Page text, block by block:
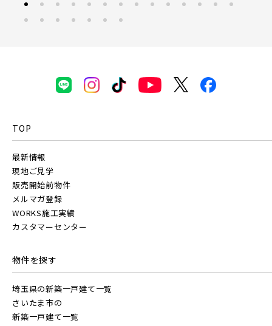
TOP
最新情報
現地ご見学
販売開始前物件
メルマガ登録
WORKS施工実績
カスタマーセンター
物件を探す
埼玉県の新築一戸建て一覧
さいたま市の
新築一戸建て一覧